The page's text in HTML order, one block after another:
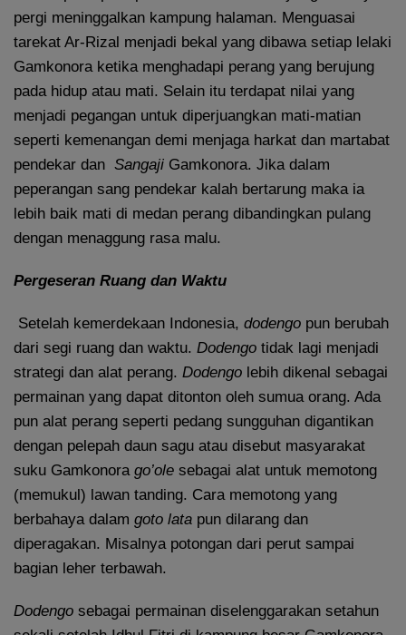
pergi meninggalkan kampung halaman. Menguasai
tarekat Ar-Rizal menjadi bekal yang dibawa setiap lelaki
Gamkonora ketika menghadapi perang yang berujung
pada hidup atau mati. Selain itu terdapat nilai yang
menjadi pegangan untuk diperjuangkan mati-matian
seperti kemenangan demi menjaga harkat dan martabat
pendekar dan Sangaji Gamkonora. Jika dalam
peperangan sang pendekar kalah bertarung maka ia
lebih baik mati di medan perang dibandingkan pulang
dengan menaggung rasa malu.
Pergeseran Ruang dan Waktu
Setelah kemerdekaan Indonesia, dodengo pun berubah
dari segi ruang dan waktu. Dodengo tidak lagi menjadi
strategi dan alat perang. Dodengo lebih dikenal sebagai
permainan yang dapat ditonton oleh sumua orang. Ada
pun alat perang seperti pedang sungguhan digantikan
dengan pelepah daun sagu atau disebut masyarakat
suku Gamkonora go’ole sebagai alat untuk memotong
(memukul) lawan tanding. Cara memotong yang
berbahaya dalam goto lata pun dilarang dan
diperagakan. Misalnya potongan dari perut sampai
bagian leher terbawah.
Dodengo sebagai permainan diselenggarakan setahun